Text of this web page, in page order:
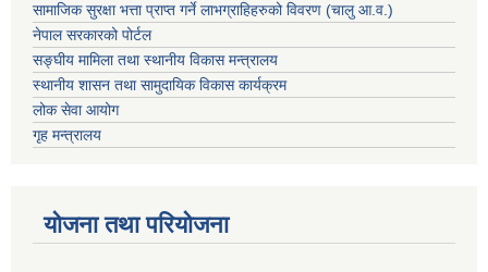
सामाजिक सुरक्षा भत्ता प्राप्त गर्ने लाभग्राहिहरुको विवरण (चालु आ.व.)
नेपाल सरकारको पोर्टल
सङ्घीय मामिला तथा स्थानीय विकास मन्त्रालय
स्थानीय शासन तथा सामुदायिक विकास कार्यक्रम
लोक सेवा आयोग
गृह मन्त्रालय
योजना तथा परियोजना